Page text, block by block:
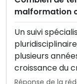
malformation
Un suivi
plusieurs
croissance du